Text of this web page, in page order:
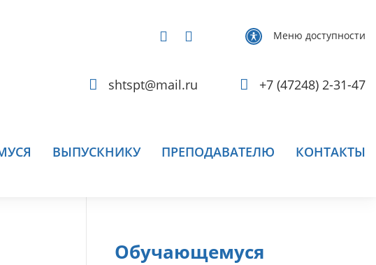
Меню доступности
shtspt@mail.ru +7 (47248) 2-31-47
ВЫПУСКНИКУ ПРЕПОДАВАТЕЛЮ КОНТАКТЫ
Обучающемуся